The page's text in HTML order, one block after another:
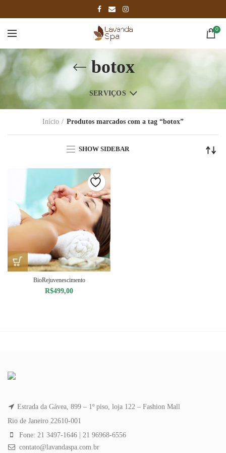
0
botox
SERVIÇOS
Início Produtos marcados com a tag “botox”
SHOW SIDEBAR
BioRejuvenescimento
R$499,00
Estrada da Gávea, 899 – 1º piso, loja 122 – Fashion Mall
Rio de Janeiro 22610-001
Fone: 21 3497-1646 | 21 96968-6556
contato@lavandaspa.com.br